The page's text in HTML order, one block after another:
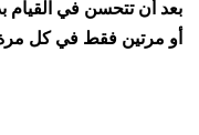
بعد أن تتحسن في القيام
أو مرتين فقط في كل